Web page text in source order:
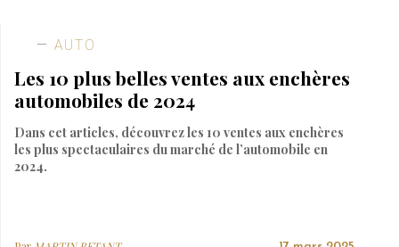
AUTO
Les 10 plus belles ventes aux enchères
automobiles de 2024
Dans cet articles, découvrez les 10 ventes aux enchères
les plus spectaculaires du marché de l’automobile en
2024.